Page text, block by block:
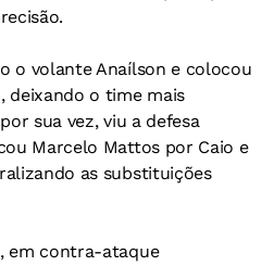
o volante Anaílson e colocou
deixando o time mais
sua vez, viu a defesa
Marcelo Mattos por Caio e
as substituições
em contra-ataque